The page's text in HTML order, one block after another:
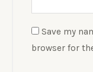
Save my
browser for